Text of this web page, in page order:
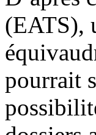
(EATS),
pourrait